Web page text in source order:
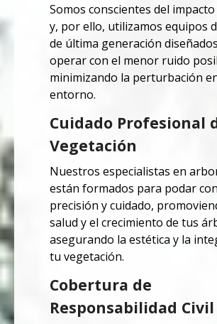
Somos conscientes del
y, por ello, utilizamos equipos
de última generación
operar con el menor ruido
minimizando la perturbación
entorno.
Cuidado Profesional
Vegetación
Nuestros especialistas en
están formados para podar con
precisión y cuidado,
salud y el crecimiento de tus
asegurando la estética y la
tu vegetación.
Cobertura de
Responsabilidad Civil